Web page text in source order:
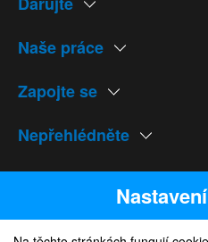
Naše práce
Zapojte se
Nepřehlédněte
Naše weby